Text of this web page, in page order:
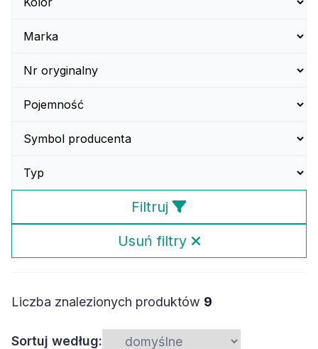
Filtruj
Usuń filtry
Liczba znalezionych produktów 9
Sortuj według: